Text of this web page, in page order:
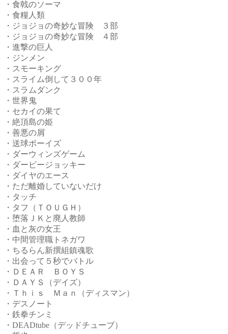
・食戟のソーマ
・食糧人類
・ジョジョの奇妙な冒険 ３部
・ジョジョの奇妙な冒険 ４部
・進撃の巨人
・ジンメン
・スモーキング
・スライム倒して３００年
・スラムダンク
・世界鬼
・セカイの果て
・絶頂島の姫
・善悪の屑
・送球ボーイズ
・ダーウィンズゲーム
・ダービージョッキー
・ダイヤのエース
・ただ離婚していないだけ
・タッチ
・タフ（ＴＯＵＧＨ）
・堕落ＪＫと廃人教師
・血と灰の女王
・中間管理職トネガワ
・ちるらん新撰組鎮魂歌
・出会って５秒でバトル
・ＤＥＡＲ ＢＯＹＳ
・ＤＡＹＳ（デイズ）
・Ｔｈｉｓ Ｍａｎ（ディスマン）
・デスノート
・鉄拳チンミ
・DEADtube（デッドチューブ）